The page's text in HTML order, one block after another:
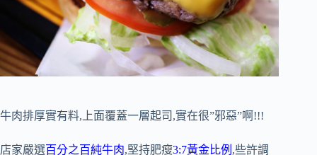
牛肉排厚實有料,上面覆蓋一層起司,實在很”邪惡”啊!!!
店家嚴選百分之百純牛肉,堅持肥瘦3:7黃金比例 ,些許調